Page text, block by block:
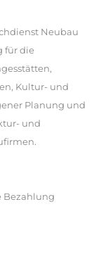
Neubau
für die
Kultur- und
Planung und
und
Bezahlung